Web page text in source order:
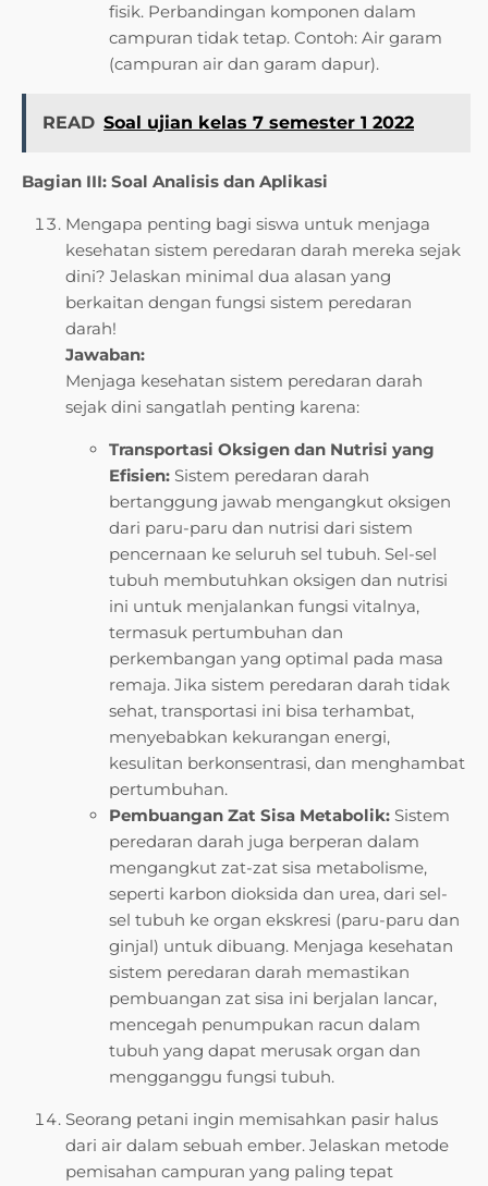
fisik. Perbandingan komponen dalam
campuran tidak tetap. Contoh: Air garam
(campuran air dan garam dapur).
READ Soal ujian kelas 7 semester 1 2022
Bagian III: Soal Analisis dan Aplikasi
Mengapa penting bagi siswa untuk menjaga
kesehatan sistem peredaran darah mereka sejak
dini? Jelaskan minimal dua alasan yang
berkaitan dengan fungsi sistem peredaran
darah!
Jawaban:
Menjaga kesehatan sistem peredaran darah
sejak dini sangatlah penting karena:
Transportasi Oksigen dan Nutrisi yang
Efisien: Sistem peredaran darah
bertanggung jawab mengangkut oksigen
dari paru-paru dan nutrisi dari sistem
pencernaan ke seluruh sel tubuh. Sel-sel
tubuh membutuhkan oksigen dan nutrisi
ini untuk menjalankan fungsi vitalnya,
termasuk pertumbuhan dan
perkembangan yang optimal pada masa
remaja. Jika sistem peredaran darah tidak
sehat, transportasi ini bisa terhambat,
menyebabkan kekurangan energi,
kesulitan berkonsentrasi, dan menghambat
pertumbuhan.
Pembuangan Zat Sisa Metabolik: Sistem
peredaran darah juga berperan dalam
mengangkut zat-zat sisa metabolisme,
seperti karbon dioksida dan urea, dari sel-
sel tubuh ke organ ekskresi (paru-paru dan
ginjal) untuk dibuang. Menjaga kesehatan
sistem peredaran darah memastikan
pembuangan zat sisa ini berjalan lancar,
mencegah penumpukan racun dalam
tubuh yang dapat merusak organ dan
mengganggu fungsi tubuh.
Seorang petani ingin memisahkan pasir halus
dari air dalam sebuah ember. Jelaskan metode
pemisahan campuran yang paling tepat